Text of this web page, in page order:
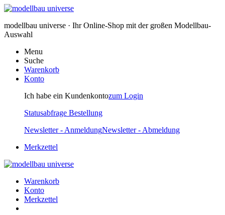
modellbau universe · Ihr Online-Shop mit der großen Modellbau-
Auswahl
Menu
Suche
Warenkorb
Konto
Ich habe ein Kundenkontozum Login
Statusabfrage Bestellung
Newsletter - AnmeldungNewsletter - Abmeldung
Merkzettel
Warenkorb
Konto
Merkzettel